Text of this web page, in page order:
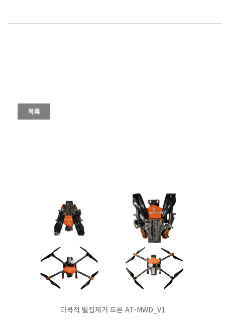
다목적 벌집제거 드론 AT-MWD_V1